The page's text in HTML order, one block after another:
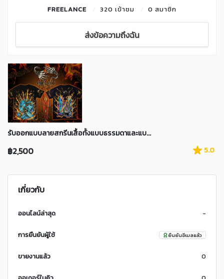
FREELANCE 320 เข้าชม 0 สมาชิก
ส่งข้อความถึงฉัน
รับออกแบบลายสกรีนเสื้อทั้งแบบธรรมดาและแบ...
฿2,500 5.0
เกี่ยวกับ
ออนไลน์ล่าสุด -
การยืนยันผู้ใช้ ยืนยันอีเมลแล้ว
ขายงานแล้ว 0